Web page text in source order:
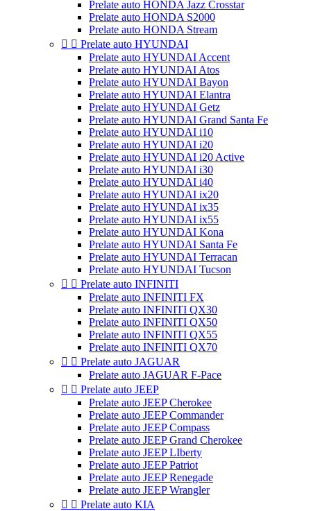
Prelate auto HONDA Jazz Crosstar
Prelate auto HONDA S2000
Prelate auto HONDA Stream
  Prelate auto HYUNDAI
Prelate auto HYUNDAI Accent
Prelate auto HYUNDAI Atos
Prelate auto HYUNDAI Bayon
Prelate auto HYUNDAI Elantra
Prelate auto HYUNDAI Getz
Prelate auto HYUNDAI Grand Santa Fe
Prelate auto HYUNDAI i10
Prelate auto HYUNDAI i20
Prelate auto HYUNDAI i20 Active
Prelate auto HYUNDAI i30
Prelate auto HYUNDAI i40
Prelate auto HYUNDAI ix20
Prelate auto HYUNDAI ix35
Prelate auto HYUNDAI ix55
Prelate auto HYUNDAI Kona
Prelate auto HYUNDAI Santa Fe
Prelate auto HYUNDAI Terracan
Prelate auto HYUNDAI Tucson
  Prelate auto INFINITI
Prelate auto INFINITI FX
Prelate auto INFINITI QX30
Prelate auto INFINITI QX50
Prelate auto INFINITI QX55
Prelate auto INFINITI QX70
  Prelate auto JAGUAR
Prelate auto JAGUAR F-Pace
  Prelate auto JEEP
Prelate auto JEEP Cherokee
Prelate auto JEEP Commander
Prelate auto JEEP Compass
Prelate auto JEEP Grand Cherokee
Prelate auto JEEP LIberty
Prelate auto JEEP Patriot
Prelate auto JEEP Renegade
Prelate auto JEEP Wrangler
  Prelate auto KIA